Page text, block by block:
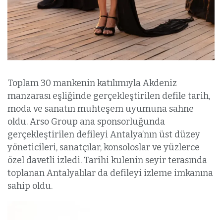
Toplam 30 mankenin katılımıyla Akdeniz
manzarası eşliğinde gerçekleştirilen defile tarih,
moda ve sanatın muhteşem uyumuna sahne
oldu. Arso Group ana sponsorluğunda
gerçekleştirilen defileyi Antalya’nın üst düzey
yöneticileri, sanatçılar, konsoloslar ve yüzlerce
özel davetli izledi. Tarihi kulenin seyir terasında
toplanan Antalyalılar da defileyi izleme imkanına
sahip oldu.